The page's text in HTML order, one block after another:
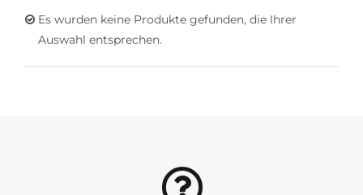
Es wurden keine Produkte gefunden, die Ihrer
Auswahl entsprechen.